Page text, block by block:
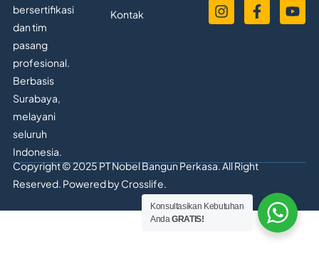
bersertifikasi
dan tim
pasang
profesional.
Berbasis
Surabaya,
melayani
seluruh
Indonesia.
Kontak
Copyright © 2025 PT Nobel Bangun Perkasa. All Right
Reserved. Powered byCrosslife.
Konsultasikan Kebutuhan
AndaGRATIS!